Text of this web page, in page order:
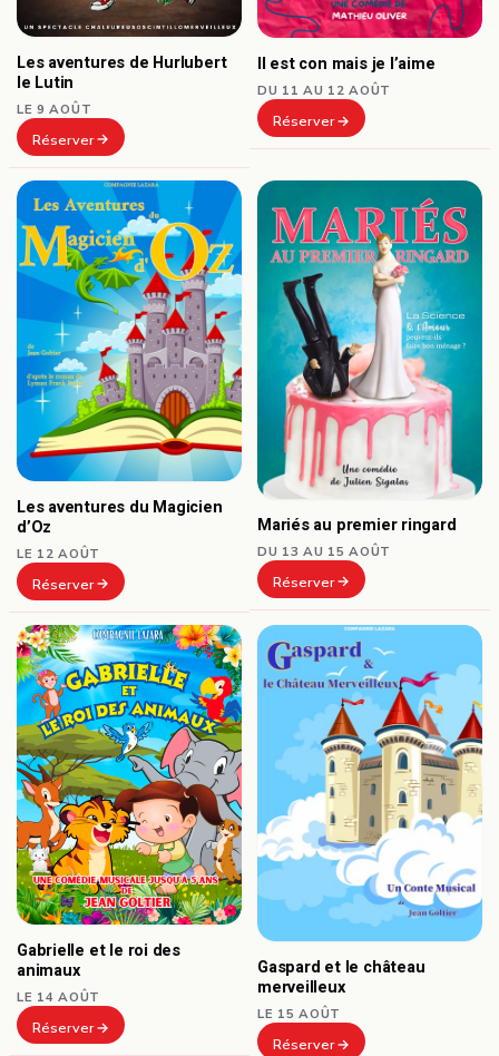
Les aventures de Hurlubert
le Lutin
LE 9 AOÛT
Réserver
Il est con mais je l’aime
DU 11 AU 12 AOÛT
Réserver
Les aventures du Magicien
d’Oz
LE 12 AOÛT
Réserver
Mariés au premier ringard
DU 13 AU 15 AOÛT
Réserver
Gabrielle et le roi des
animaux
LE 14 AOÛT
Réserver
Gaspard et le château
merveilleux
LE 15 AOÛT
Réserver